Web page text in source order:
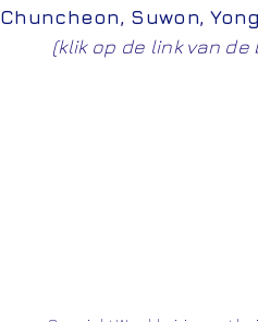
Chuncheon, Suwon,
(klik op de link van